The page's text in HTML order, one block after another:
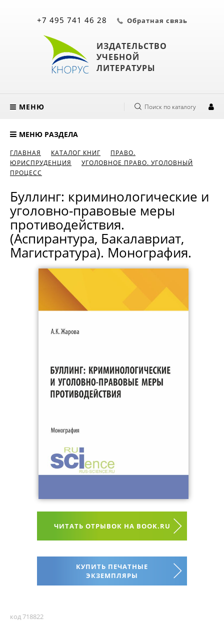
ИЗДАТЕЛЬСТВО
УЧЕБНОЙ
ЛИТЕРАТУРЫ
+7 495 741 46 28 Обратная связь
МЕНЮ Поиск по каталогу
МЕНЮ РАЗДЕЛА
ГЛАВНАЯ КАТАЛОГ КНИГ
ПРАВО.
ЮРИСПРУДЕНЦИЯ
УГОЛОВНОЕ ПРАВО. УГОЛОВНЫЙ
ПРОЦЕСС
Буллинг: криминологические и
уголовно-правовые меры
противодействия.
(Аспирантура, Бакалавриат,
Магистратура). Монография.
ЧИТАТЬ ОТРЫВОК НА BOOK.RU
КУПИТЬ ПЕЧАТНЫЕ
ЭКЗЕМПЛЯРЫ
код 718822